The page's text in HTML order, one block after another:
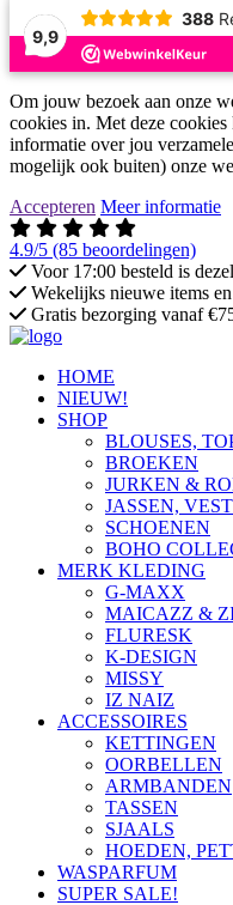
9,9
388
Om jouw bezoek aan onze
cookies in. Met deze
informatie over jou
mogelijk ook buiten) onze
Accepteren Meer informatie
4.9/5 (85 beoordelingen)
Voor 17:00 besteld is
Wekelijks nieuwe items
Gratis bezorging vanaf
HOME
NIEUW!
SHOP
BLOUSES,
BROEKEN
JURKEN &
JASSEN,
SCHOENEN
BOHO
MERK KLEDING
G-MAXX
MAICAZZ &
FLURESK
K-DESIGN
MISSY
IZ NAIZ
ACCESSOIRES
KETTINGEN
OORBELLEN
ARMBANDEN
TASSEN
SJAALS
HOEDEN,
WASPARFUM
SUPER SALE!